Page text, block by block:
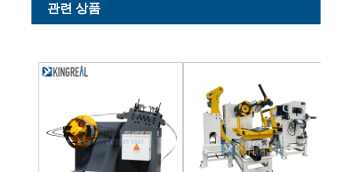
관련 상품